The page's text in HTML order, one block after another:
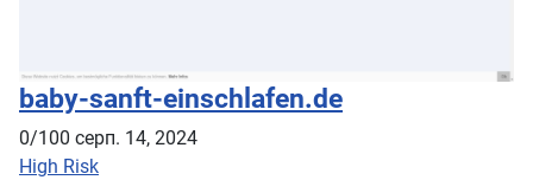
baby-sanft-einschlafen.de
0/100 серп. 14, 2024
High Risk